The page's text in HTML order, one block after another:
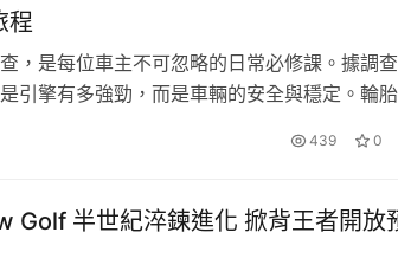
預計吸引超過3,500人次參與，讓工業區不只
程
，是每位車主不可忽略的日常必修課。據調
引擎有多強勁，而是車輛的安全與穩定。輪胎
主的這份煩惱，馳加汽車服務中心以專業技
439 0
半世紀淬鍊進化 掀背王者開放